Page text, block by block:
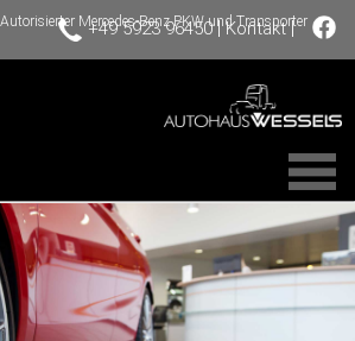
Mercedes-Benz PKW und Transporter
+49 5923 96450|Kontakt|